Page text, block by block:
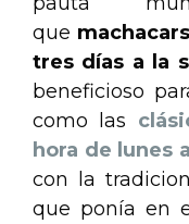
que
tres días a la
beneficioso
como las
hora de lunes
con la
que ponía en